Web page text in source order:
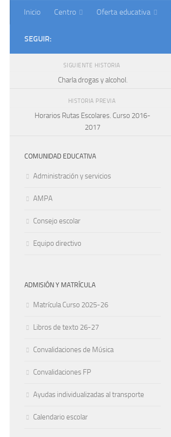
Saltar al contenido
Inicio Centro Oferta educativa
SEGUIR:
SIGUIENTE HISTORIA
Charla drogas y alcohol.
HISTORIA PREVIA
Horarios Rutas Escolares. Curso 2016-
2017
COMUNIDAD EDUCATIVA
Administración y servicios
AMPA
Consejo escolar
Equipo directivo
ADMISIÓN Y MATRÍCULA
Matrícula Curso 2025-26
Libros de texto 26-27
Convalidaciones de Música
Convalidaciones FP
Ayudas individualizadas al transporte
Calendario escolar